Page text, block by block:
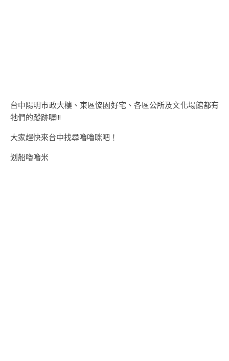
台中陽明市政大樓、東區恊園好宅、各區公所及文化場館都有
牠們的蹤跡喔!!!
大家趕快來台中找尋嚕嚕咪吧！
划船嚕嚕米